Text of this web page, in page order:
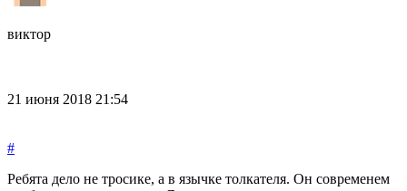
виктор
21 июня 2018 21:54
#
Ребята дело не тросике, а в язычке толкателя. Он современем